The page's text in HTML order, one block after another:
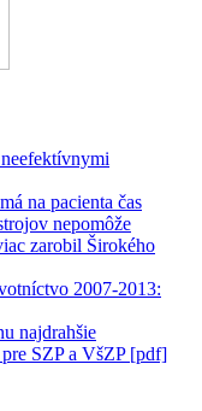
na pacienta čas
nepomôže
zarobil Širokého
2007-2013:
najdrahšie
SZP a VšZP [pdf]